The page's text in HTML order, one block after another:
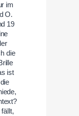
im
O.
19
die
ist